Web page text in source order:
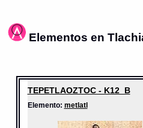
Elementos en
TEPETLAOZTOC - K12_B
Elemento: metlatl